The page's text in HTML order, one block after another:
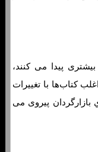
پیدا می کنند،
کتاب‌ها با تغییرات
پیروی می